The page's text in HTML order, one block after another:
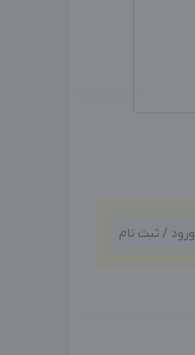
ورود / ثبت نام